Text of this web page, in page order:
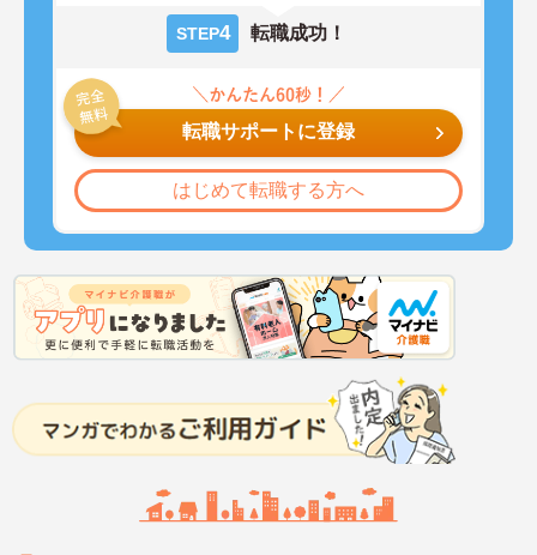
STEP4 転職成功！
転職サポートに登録
はじめて転職する方へ